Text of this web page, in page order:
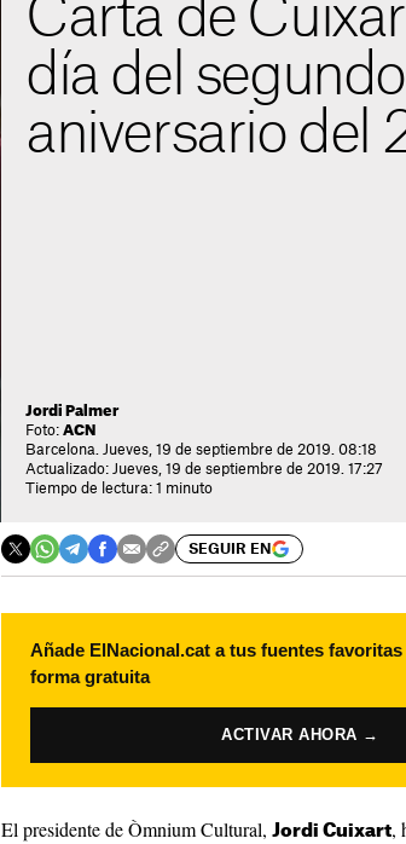
Carta de
día del segundo
aniversario del
Jordi Palmer
Foto: ACN
Barcelona. Jueves, 19 de septiembre de 2019. 08:18
Actualizado: Jueves, 19 de septiembre de 2019. 17:27
Tiempo de lectura: 1 minuto
SEGUIR EN
Añade ElNacional.cat a tus fuentes
forma gratuita
ACTIVAR AHORA →
El presidente de Òmnium Cultural, Jordi Cuixart,